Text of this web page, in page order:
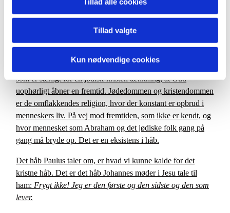
Tillad valgte
Kun nødvendige cookies
Paulus har ret når han siger om håbet, at det ikke er noget vi
kan se. Håbet er paradoksalt, vi kan ikke fange det. Vi håber
på det vi ikke ser, siger Paulus. En gave er håbet. Håb
deri ligger gaven. Det kommer fra Gud.
som er særligt for en jødisk-kristen tænkning, at Gud
uophørligt åbner en fremtid. Jødedommen og kristendommen
er de omflakkendes religion, hvor der konstant er opbrud i
menneskers liv. På vej mod fremtiden, som ikke er kendt, og
hvor mennesket som Abraham og det jødiske folk gang på
gang må bryde op. Det er en eksistens i håb.
Det håb Paulus taler om, er hvad vi kunne kalde for det
kristne håb. Det er det håb Johannes møder i Jesu tale til
ham: Frygt ikke! Jeg er den første og den sidste og den som
lever.